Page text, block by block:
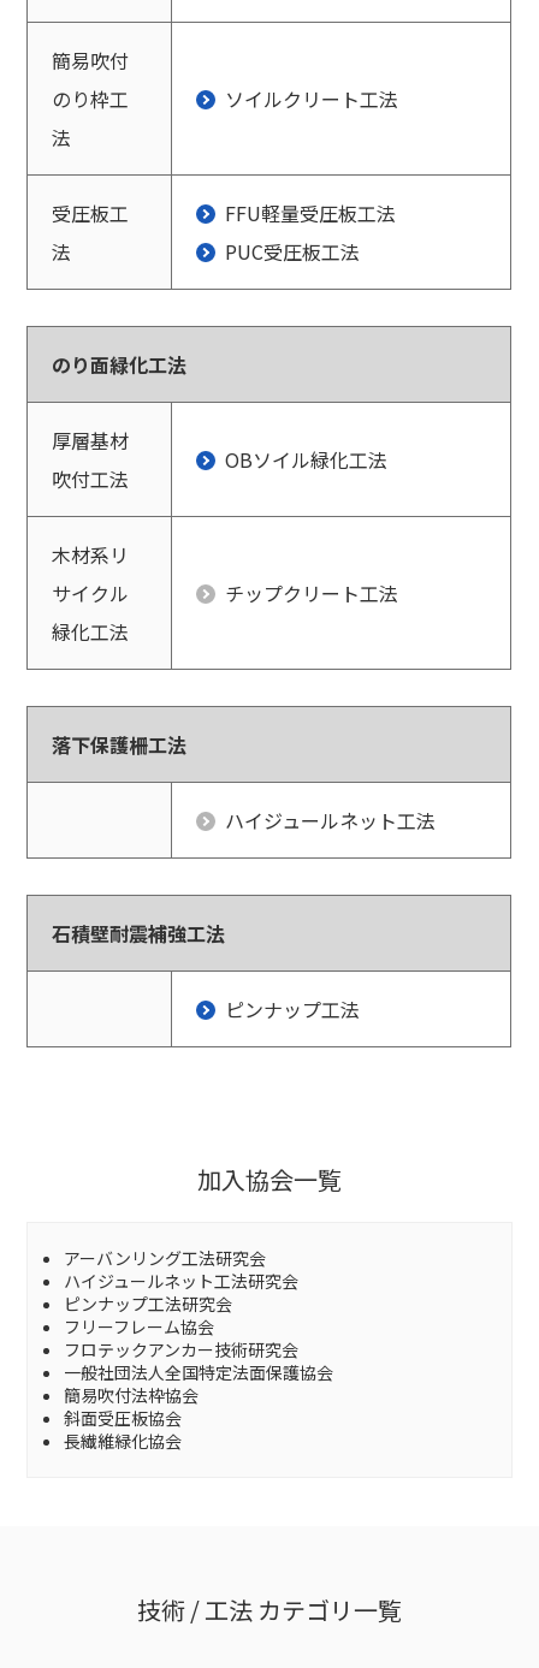
簡易吹付
のり枠工
法
ソイルクリート工法
受圧板工
法
FFU軽量受圧板工法
PUC受圧板工法
のり面緑化工法
厚層基材
吹付工法
OBソイル緑化工法
木材系リ
サイクル
緑化工法
チップクリート工法
落下保護柵工法
ハイジュールネット工法
石積壁耐震補強工法
ピンナップ工法
加入協会一覧
アーバンリング工法研究会
ハイジュールネット工法研究会
ピンナップ工法研究会
フリーフレーム協会
フロテックアンカー技術研究会
一般社団法人全国特定法面保護協会
簡易吹付法枠協会
斜面受圧板協会
長繊維緑化協会
技術 / 工法 カテゴリ一覧